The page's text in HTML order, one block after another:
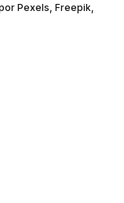
Pexels, Freepik,